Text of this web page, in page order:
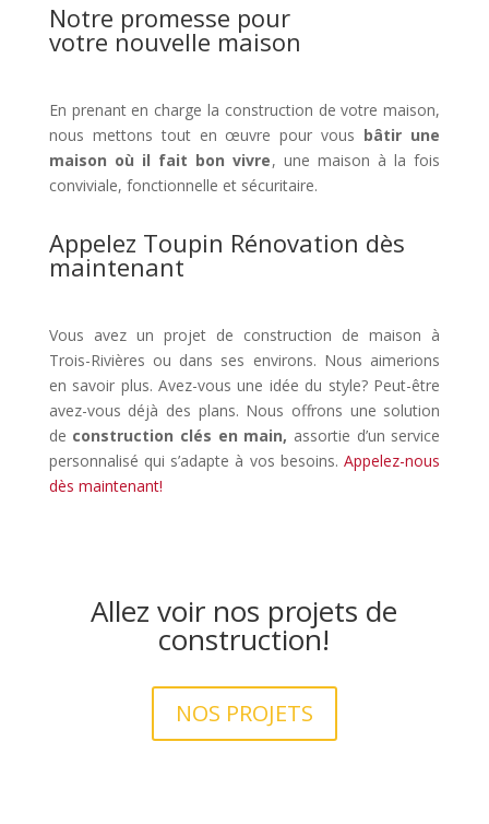
Notre promesse pour
votre nouvelle maison
En prenant en charge la construction de votre maison,
nous mettons tout en œuvre pour vous bâtir une
maison où il fait bon vivre, une maison à la fois
conviviale, fonctionnelle et sécuritaire.
Appelez Toupin Rénovation dès
maintenant
Vous avez un projet de construction de maison à
Trois-Rivières ou dans ses environs. Nous aimerions
en savoir plus. Avez-vous une idée du style? Peut-être
avez-vous déjà des plans. Nous offrons une solution
de construction clés en main, assortie d’un service
personnalisé qui s’adapte à vos besoins.Appelez-nous
dès maintenant!
Allez voir nos projets de
construction!
NOS PROJETS